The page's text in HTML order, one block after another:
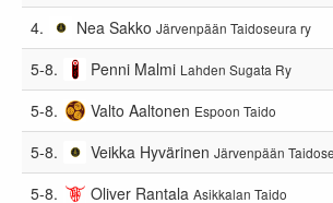
4. Nea Sakko Järvenpään Taidoseura ry
5-8. Penni Malmi Lahden Sugata Ry
5-8. Valto Aaltonen Espoon Taido
5-8. Veikka Hyvärinen Järvenpään
5-8. Oliver Rantala Asikkalan Taido